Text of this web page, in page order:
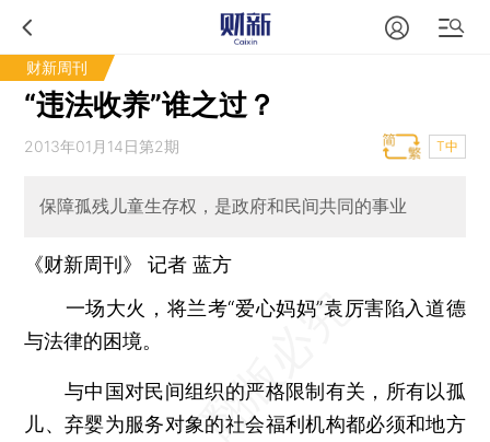
财新周刊
“违法收养”谁之过？
2013年01月14日第2期 T中
保障孤残儿童生存权，是政府和民间共同的事业
《财新周刊》 记者蓝方
一场大火，将兰考“爱心妈妈”袁厉害陷入道德
与法律的困境。
与中国对民间组织的严格限制有关，所有以孤
儿、弃婴为服务对象的社会福利机构都必须和地方